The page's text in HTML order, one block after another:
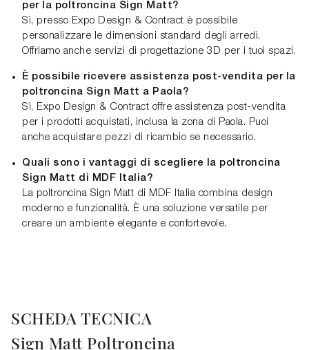
per la poltroncina Sign Matt?
Sì, presso Expo Design & Contract è possibile
personalizzare le dimensioni standard degli arredi.
Offriamo anche servizi di progettazione 3D per i tuoi spazi.
È possibile ricevere assistenza post-vendita per la
poltroncina Sign Matt a Paola?
Sì, Expo Design & Contract offre assistenza post-vendita
per i prodotti acquistati, inclusa la zona di Paola. Puoi
anche acquistare pezzi di ricambio se necessario.
Quali sono i vantaggi di scegliere la poltroncina
Sign Matt di MDF Italia?
La poltroncina Sign Matt di MDF Italia combina design
moderno e funzionalità. È una soluzione versatile per
creare un ambiente elegante e confortevole.
SCHEDA TECNICA
Sign Matt Poltroncina